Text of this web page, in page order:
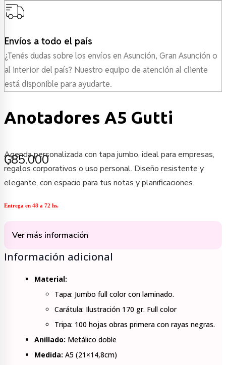
Envíos a todo el país
¿Tenés dudas sobre los envíos en Asunción, Gran Asunción o
al interior del país? Nuestro equipo de atención al cliente
está disponible para ayudarte.
Anotadores A5 Gutti
₲85.000
Agenda personalizada con tapa jumbo, ideal para empresas,
regalos corporativos o uso personal. Diseño resistente y
elegante, con espacio para tus notas y planificaciones.
Entrega en 48 a 72 hs.
Ver más información
Información adicional
Material:
Tapa: Jumbo full color con laminado.
Carátula: Ilustración 170 gr. Full color
Tripa: 100 hojas obras primera con rayas negras.
Anillado: Metálico doble
Medida: A5 (21×14,8cm)